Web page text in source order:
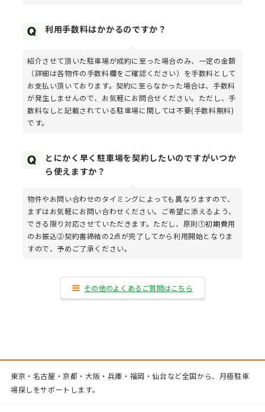
利用手数料はかかるのですか？
紹介させて頂いた駐車場が成約に至った場合のみ、一定の金額
（詳細は各物件の手数料欄をご確認ください）を手数料として
お支払い頂いております。契約に至らなかった場合は、手数料
が発生しませんので、お気軽にお問合せください。ただし、手
数料なしと記載されている駐車場に関しては不要(手数料無料)
です。
とにかく早く駐車場を契約したいのですがいつか
ら使えますか？
物件やお問い合わせのタイミングによっても異なりますので、
まずはお気軽にお問い合わせください。ご希望に添えるよう、
できる限り対応させていただきます。ただし、原則①初期費用
のお振込②契約書締結の2点が完了してから利用開始となりま
すので、予めご了承ください。
その他のよくあるご質問はこちら
東京・名古屋・京都・大阪・兵庫・福岡・仙台など全国から、月極駐車
場探しをサポートします。